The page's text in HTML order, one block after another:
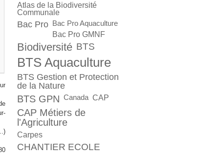
Atlas de la Biodiversité
Communale
Bac Pro Bac Pro Aquaculture
Bac Pro GMNF
Biodiversité BTS
BTS Aquaculture
BTS Gestion et Protection
de la Nature
BTS GPN Canada CAP
CAP Métiers de
l'Agriculture
Carpes
CHANTIER ECOLE